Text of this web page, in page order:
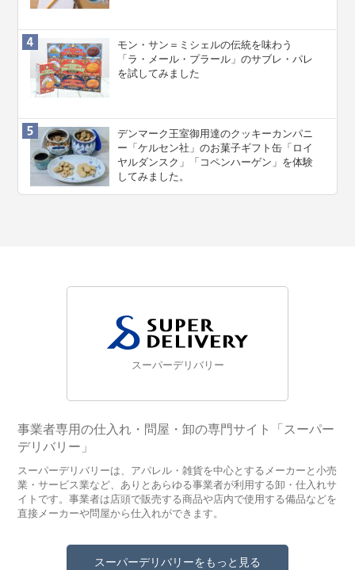
モン・サン＝ミシェルの伝統を味わう
「ラ・メール・プラール」のサブレ・パレ
を試してみました
デンマーク王室御用達のクッキーカンパニ
ー「ケルセン社」のお菓子ギフト缶「ロイ
ヤルダンスク」「コペンハーゲン」を体験
してみました。
スーパーデリバリー
事業者専用の仕入れ・問屋・卸の専門サイト「スーパー
デリバリー」
スーパーデリバリーは、アパレル・雑貨を中心とするメーカーと小売
業・サービス業など、ありとあらゆる事業者が利用する卸・仕入れサ
イトです。事業者は店頭で販売する商品や店内で使用する備品などを
直接メーカーや問屋から仕入れができます。
スーパーデリバリーをもっと見る